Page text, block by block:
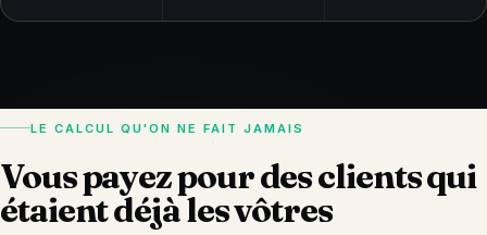
LE CALCUL QU'ON NE FAIT JAMAIS
Vous payez pour des clients qui
étaient déjà les vôtres